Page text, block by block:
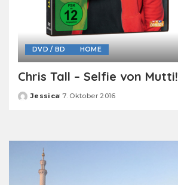
DVD / BD HOME
Chris Tall – Selfie von Mutti!
Posted
Jessica 7. Oktober 2016